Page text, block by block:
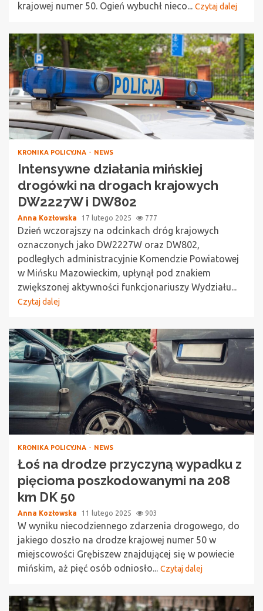
krajowej numer 50. Ogień wybuchł nieco... Czytaj dalej
KRONIKA POLICYJNA NEWS
Intensywne działania mińskiej
drogówki na drogach krajowych
DW2227W i DW802
Anna Kozłowska 17 lutego 2025 777
Dzień wczorajszy na odcinkach dróg krajowych
oznaczonych jako DW2227W oraz DW802,
podległych administracyjnie Komendzie Powiatowej
w Mińsku Mazowieckim, upłynął pod znakiem
zwiększonej aktywności funkcjonariuszy Wydziału...
Czytaj dalej
KRONIKA POLICYJNA NEWS
Łoś na drodze przyczyną wypadku z
pięcioma poszkodowanymi na 208
km DK 50
Anna Kozłowska 11 lutego 2025 903
W wyniku niecodziennego zdarzenia drogowego, do
jakiego doszło na drodze krajowej numer 50 w
miejscowości Grębiszew znajdującej się w powiecie
mińskim, aż pięć osób odniosło... Czytaj dalej